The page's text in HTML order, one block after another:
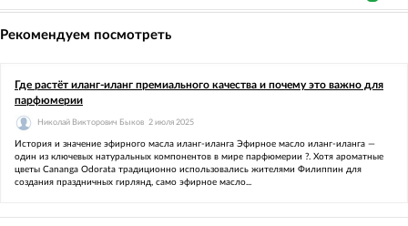
Рекомендуем посмотреть
Где растёт иланг-иланг премиального качества и почему это важно для
парфюмерии
Николай Викторович Быков 2 июля 2025
История и значение эфирного масла иланг-иланга Эфирное масло иланг-иланга —
один из ключевых натуральных компонентов в мире парфюмерии ?. Хотя ароматные
цветы Cananga Odorata традиционно использовались жителями Филиппин для
создания праздничных гирлянд, само эфирное масло...